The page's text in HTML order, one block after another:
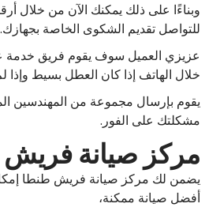
وبناءًا على ذلك يمكنك الآن من خلال
للتواصل تقديم الشكوى الخاصة بجهازك.
عزيزي العميل سوف يقوم فريق خدمة
خلال الهاتف إذا كان العطل بسيط وإذا
يقوم بإرسال مجموعة من المهندسين
مشكلتك على الفور.
مركز صيانة
يضمن لك مركز صيانة فريش طنطا
أفضل صيانة ممكنة،